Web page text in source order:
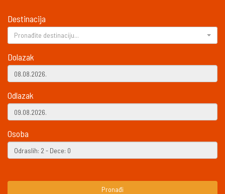
Destinacija
Pronađite destinaciju...
Dolazak
Odlazak
Osoba
Pronađi